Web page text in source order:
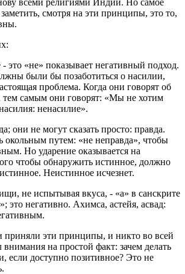
всеми религиями Индии. Но самое
смотря на эти принципы, это то,
- это «не» показывает негативный подход.
были бы позаботиться о насилии,
проблема. Когда они говорят об
тем самым они говорят: «Мы не хотим
ненасилие».
они не могут сказать просто: правда.
путем: «не неправда», чтобы
Но ударение оказывается на
чтобы обнаружить истинное, должно
Неистинное исчезнет.
не испытывая вкуса, - «а» в санскрите
это негативно. Ахимса, астейя, асвад:
эти принципы, и никто во всей
внимания на простой факт: зачем делать
если доступно позитивное? Это не